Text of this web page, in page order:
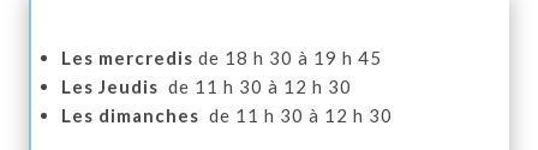
Les mercredis de 18 h 30 à 19 h 45
Les Jeudis de 11 h 30 à 12 h 30
Les dimanches de 11 h 30 à 12 h 30